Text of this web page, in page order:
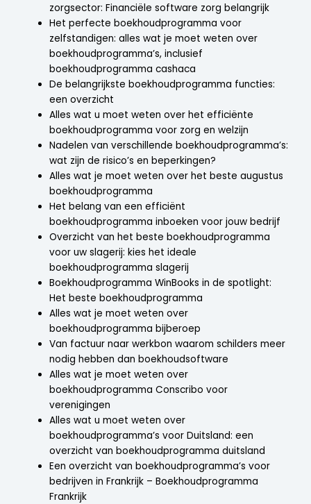
zorgsector: Financiële software zorg belangrijk
Het perfecte boekhoudprogramma voor
zelfstandigen: alles wat je moet weten over
boekhoudprogramma’s, inclusief
boekhoudprogramma cashaca
De belangrijkste boekhoudprogramma functies:
een overzicht
Alles wat u moet weten over het efficiënte
boekhoudprogramma voor zorg en welzijn
Nadelen van verschillende boekhoudprogramma’s:
wat zijn de risico’s en beperkingen?
Alles wat je moet weten over het beste augustus
boekhoudprogramma
Het belang van een efficiënt
boekhoudprogramma inboeken voor jouw bedrijf
Overzicht van het beste boekhoudprogramma
voor uw slagerij: kies het ideale
boekhoudprogramma slagerij
Boekhoudprogramma WinBooks in de spotlight:
Het beste boekhoudprogramma
Alles wat je moet weten over
boekhoudprogramma bijberoep
Van factuur naar werkbon waarom schilders meer
nodig hebben dan boekhoudsoftware
Alles wat je moet weten over
boekhoudprogramma Conscribo voor
verenigingen
Alles wat u moet weten over
boekhoudprogramma’s voor Duitsland: een
overzicht van boekhoudprogramma duitsland
Een overzicht van boekhoudprogramma’s voor
bedrijven in Frankrijk – Boekhoudprogramma
Frankrijk